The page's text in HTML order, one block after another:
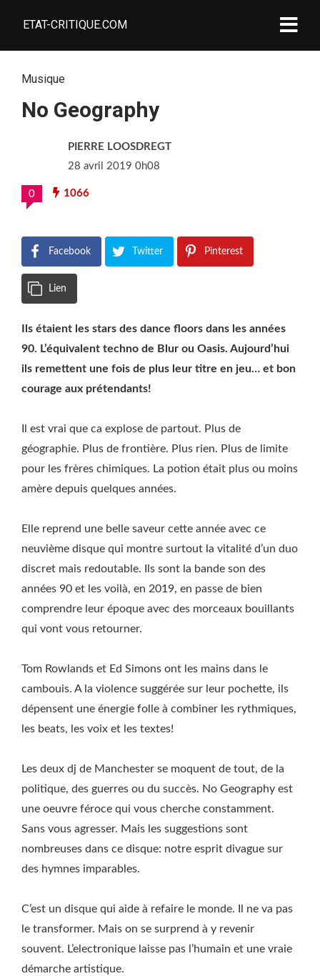
ETAT-CRITIQUE.COM
Musique
No Geography
PIERRE LOOSDREGT
28 avril 2019 0h08
0 1066
Facebook Twitter Pinterest
Lien
Ils étaient les stars des dance floors dans les années
90. L’équivalent techno de Blur ou Oasis. Aujourd’hui
ils remettent une fois de plus leur titre en jeu… et bon
courage aux prétendants!
Il est vrai que ca explose de partout. Plus de
géographie. Plus de frontière. Plus rien. Plus de limite
pour les frères chimiques. La potion était plus ou moins
amère depuis quelques années.
Elle reprend une belle saveur cette année avec ce
neuvième disque qui montre surtout la vitalité d’un duo
discret mais redoutable. Ils sont la bande son des
années 90 et les voilà, en 2019, en passe de bien
comprendre leur époque avec des morceaux bouillants
qui vont vous retourner.
Tom Rowlands et Ed Simons ont les mains dans le
cambouis. A la violence suggérée sur leur pochette, ils
dépensent une énergie folle à combiner les rythmiques,
les beats, les voix et les textes!
Les deux dj de Manchester se moquent de tout, de la
politique, des guerres ou du succès. No Geography est
une oeuvre féroce qui vous cherche constamment.
Sans vous agresser. Mais les suggestions sont
nombreuses dans ce disque: notre esprit divague sur
des hymnes imparables.
C’est un disque qui aide à refaire le monde. Il ne va pas
le transformer. Mais on se surprend à y revenir
souvent. L’electronique laisse pas l’humain et une vraie
démarche artistique.